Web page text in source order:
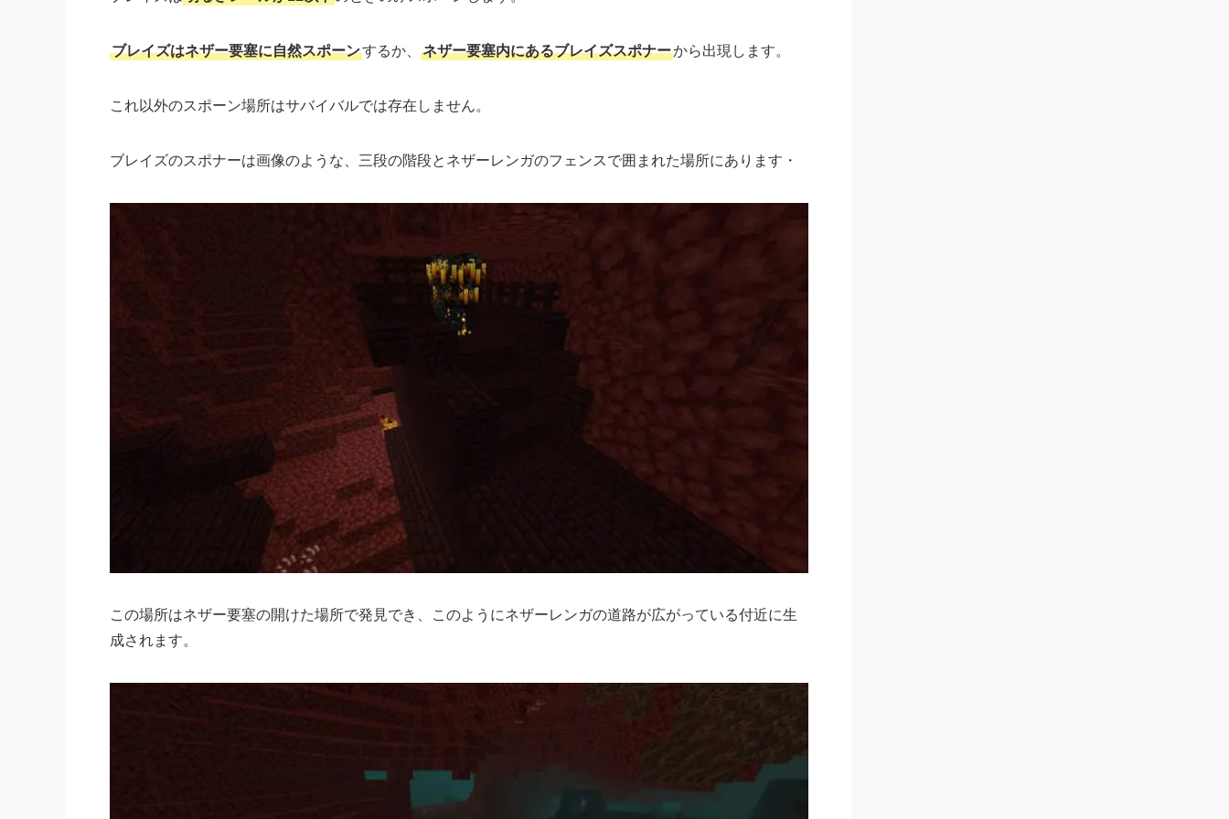
ブレイズはネザー要塞に自然スポーンするか、 ネザー要塞内にあるブレイズスポナーから出現します。
これ以外のスポーン場所はサバイバルでは存在しません。
ブレイズのスポナーは画像のような、三段の階段とネザーレンガのフェンスで囲まれた場所にあります・
この場所はネザー要塞の開けた場所で発見でき、このようにネザーレンガの道路が広がっている付近に生
成されます。